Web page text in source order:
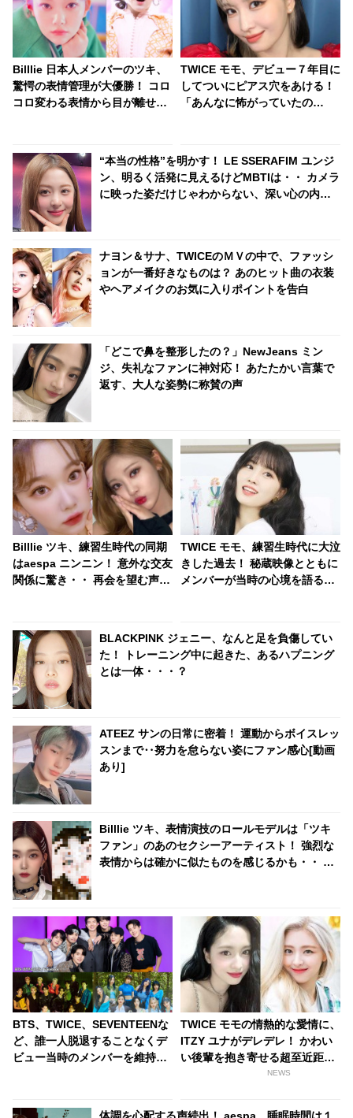
Billlie 日本人メンバーのツキ、
驚愕の表情管理が大優勝！ コロ
コロ変わる表情から目が離せな
TWICE モモ、デビュー７年目に
してついにピアス穴をあける！
「あんなに怖がっていたの
“本当の性格”を明かす！ LE SSERAFIM ユンジ
ン、明るく活発に見えるけどMBTIは・・ カメラ
に映った姿だけじゃわからない、深い心の内と
ナヨン＆サナ、TWICEのＭＶの中で、ファッシ
ョンが一番好きなものは？ あのヒット曲の衣装
やヘアメイクのお気に入りポイントを告白
「どこで鼻を整形したの？」NewJeans ミン
ジ、失礼なファンに神対応！ あたたかい言葉で
返す、大人な姿勢に称賛の声
Billlie ツキ、練習生時代の同期
はaespa ニンニン！ 意外な交友
関係に驚き・・ 再会を望む声相
TWICE モモ、練習生時代に大泣
きした過去！ 秘蔵映像とともに
メンバーが当時の心境を語る
BLACKPINK ジェニー、なんと足を負傷してい
た！ トレーニング中に起きた、あるハプニング
とは一体・・・？
ATEEZ サンの日常に密着！ 運動からボイスレッ
スンまで‥努力を怠らない姿にファン感心[動画
あり]
Billlie ツキ、表情演技のロールモデルは「ツキ
ファン」のあのセクシーアーティスト！ 強烈な
表情からは確かに似たものを感じるかも・・ 相
BTS、TWICE、SEVENTEENな
ど、誰一人脱退することなくデ
ビュー当時のメンバーを維持し
TWICE モモの情熱的な愛情に、
ITZY ユナがデレデレ！ かわい
い後輩を抱き寄せる超至近距離
のスキンシップと心温まるやり
NEWS